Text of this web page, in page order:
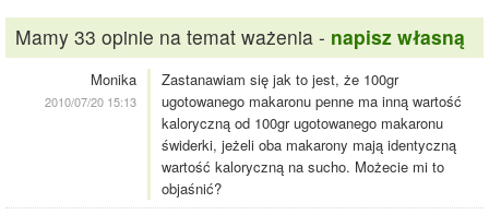
Mamy 33 opinie na temat ważenia - napisz własną
Monika
2010/07/20 15:13
Zastanawiam się jak to jest, że 100gr
ugotowanego makaronu penne ma inną wartość
kaloryczną od 100gr ugotowanego makaronu
świderki, jeżeli oba makarony mają identyczną
wartość kaloryczną na sucho. Możecie mi to
objaśnić?